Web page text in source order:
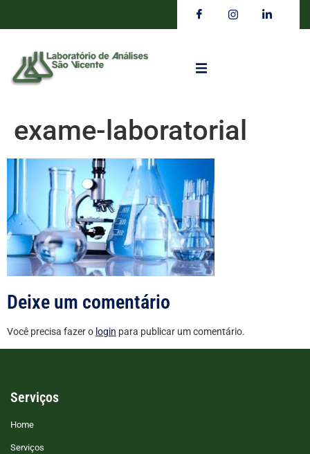
exame-laboratorial
Deixe um comentário
Você precisa fazer o login para publicar um comentário.
Serviços
Home
Serviços